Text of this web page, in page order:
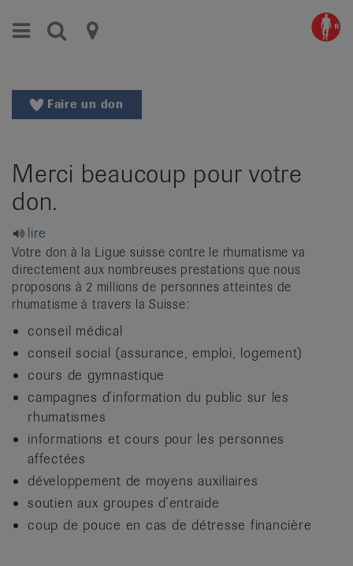
vers
au
Aller
Changer
de
région
Changer
de
langue:
de
Faire un don
Merci beaucoup pour votre
don.
lire
Votre don à la Ligue suisse contre le rhumatisme va
directement aux nombreuses prestations que nous
proposons à 2 millions de personnes atteintes de
rhumatisme à travers la Suisse:
conseil médical
conseil social (assurance, emploi, logement)
cours de gymnastique
campagnes d’information du public sur les
rhumatismes
informations et cours pour les personnes
affectées
développement de moyens auxiliaires
soutien aux groupes d’entraide
coup de pouce en cas de détresse financière
Menu Recherche
Ligues
contre
le
|
de
patients